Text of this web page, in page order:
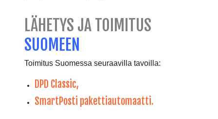
LÄHETYS JA TOIMITUS
SUOMEEN
Toimitus Suomessa seuraavilla tavoilla:
DPD Classic,
SmartPosti pakettiautomaatti.